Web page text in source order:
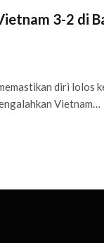
3-2 di
diri lolos
Vietnam…